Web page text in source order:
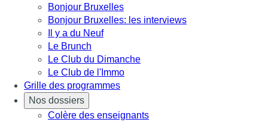
Bonjour Bruxelles
Bonjour Bruxelles: les interviews
Il y a du Neuf
Le Brunch
Le Club du Dimanche
Le Club de l'Immo
Grille des programmes
Nos dossiers
Colère des enseignants